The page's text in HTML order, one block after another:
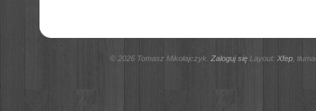
© 2026 Tomasz Mikołajczyk. Zaloguj sięLayout: Xfep,